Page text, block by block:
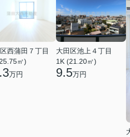
西蒲田７丁目
㎡)
万円
大田区池上４丁目
1K (21.20㎡)
9.5万円